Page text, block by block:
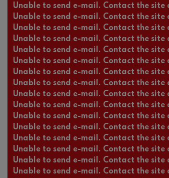
Unable to send e-mail. Contact the
Unable to send e-mail. Contact the
Unable to send e-mail. Contact the
Unable to send e-mail. Contact the
Unable to send e-mail. Contact the
Unable to send e-mail. Contact the
Unable to send e-mail. Contact the
Unable to send e-mail. Contact the
Unable to send e-mail. Contact the
Unable to send e-mail. Contact the
Unable to send e-mail. Contact the
Unable to send e-mail. Contact the
Unable to send e-mail. Contact the
Unable to send e-mail. Contact the
Unable to send e-mail. Contact the
Unable to send e-mail. Contact the